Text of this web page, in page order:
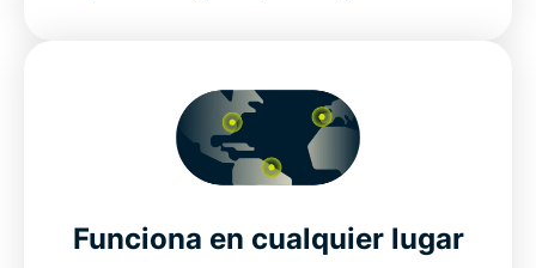
Funciona en cualquier lugar